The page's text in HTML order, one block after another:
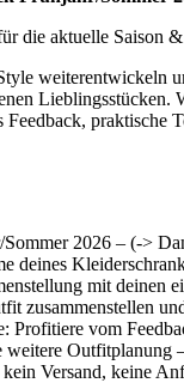
die aktuelle Saison
weiterentwickeln
Lieblingsstücken.
Feedback, praktische
2026 – (->
deines
mit deinen
zusammenstellen
Profitiere vom
weitere Outfitplanung
kein Versand, keine